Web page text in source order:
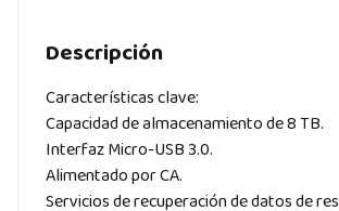
Descripción
Características clave:
Capacidad de almacenamiento de 8 TB.
Interfaz Micro-USB 3.0.
Alimentado por CA.
Servicios de recuperación de datos de